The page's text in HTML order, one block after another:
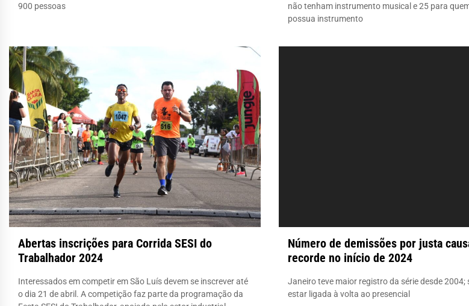
900 pessoas
não tenham instrumento musical e 25 para
possua instrumento
Abertas inscrições para Corrida SESI do
Trabalhador 2024
Interessados em competir em São Luís devem se inscrever até
o dia 21 de abril. A competição faz parte da programação da
Número de demissões por justa
recorde no início de 2024
Janeiro teve maior registro da série desde 2004;
estar ligada à volta ao presencial